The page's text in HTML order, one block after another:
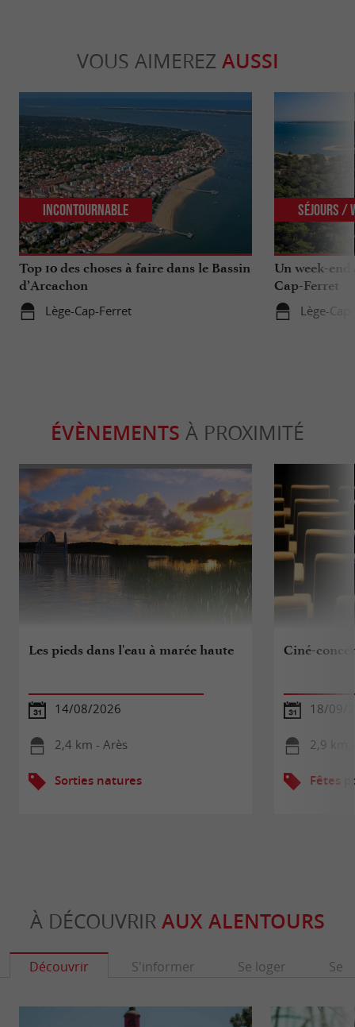
VOUS AIMEREZ AUSSI
Top 10 des choses à faire dans le Bassin
d’Arcachon
Lège-Cap-Ferret
Incontournable
Un week-
Cap-Ferret
Lège-
Séjours /
ÉVÈNEMENTS À PROXIMITÉ
Les pieds dans l'eau à marée haute
14/08/2026
2,4 km - Arès
Sorties natures
Ciné-
18/09/
2,9 km
Fêtes
À DÉCOUVRIR AUX ALENTOURS
Découvrir S'informer Se loger Se